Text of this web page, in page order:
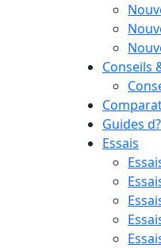
Conseils
Guides
Essais